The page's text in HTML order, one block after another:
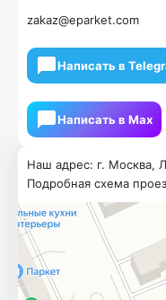
Наш адрес: г. Москва,
Подробная схема
zakaz@eparket.com
Написать в
Написать в Мах